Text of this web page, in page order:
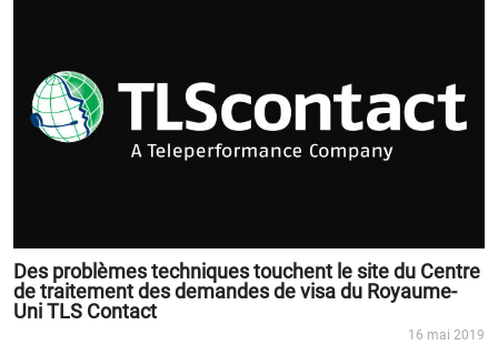
Des problèmes techniques touchent le site du Centre
de traitement des demandes de visa du Royaume-
Uni TLS Contact
16 mai 2019